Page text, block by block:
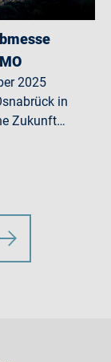
2025
in
Zukunft…